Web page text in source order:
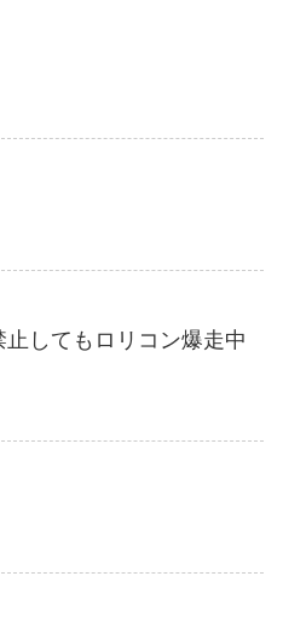
してもロリコン爆走中